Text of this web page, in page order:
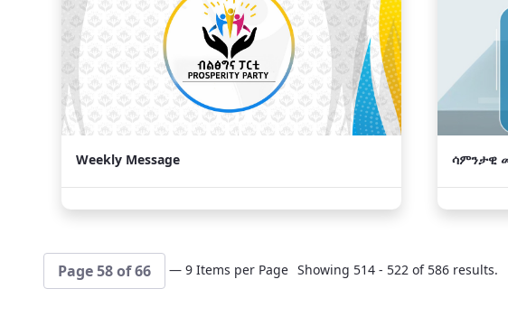
Weekly Message ሳምንታዊ
Page 58 of 66 — 9 Items per Page Showing 514 - 522 of 586 results.